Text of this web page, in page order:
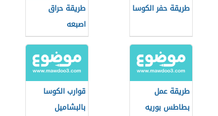
طريقة حفر الكوسا
طريقة حراق
اصبعه
طريقة عمل
بطاطس بوريه
قوارب الكوسا
بالبشاميل